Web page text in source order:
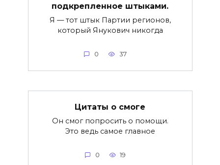
подкрепленное штыками.
Я — тот штык Партии регионов,
который Янукович никогда
0 37
Цитаты о смоге
Он смог попросить о помощи.
Это ведь самое главное
0 19